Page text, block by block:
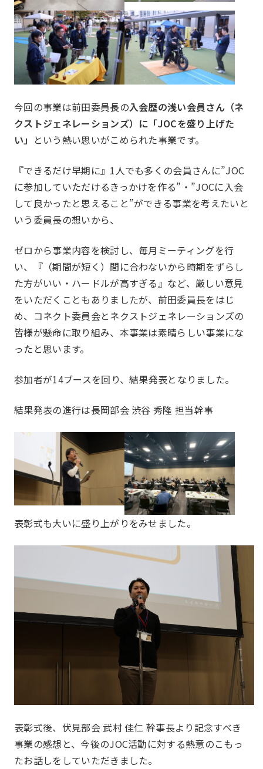
一覧を見る
国内・海外研修委員会
例会委員会
コミュニティシェア委員
総務委員会
コネクト委員会
プロジェクト Project
一覧を見る
HAPPY BURGER
アグリベンチャー
JOC LAB
JOC ビジネススクール
KYO＋
Hatch & Evolve（ハチエ
ボ）
同好会
JJクラブ（ジョギング）
アズーロ（サッカー愛好
十柱戯（ボウリング）
アウトドア同好会
シャンティ（ヨガ）
今回の事業は前田委員長の入会歴の浅い会員さん（ネ
クストジェネレーションズ）に「JOCを盛り上げた
い」 という熱い思いがこめられた事業です。
『できるだけ早期に』1人でも多くの会員さんに”JOC
に参加していただけるきっかけを作る”・”JOCに入会
して良かったと思えること”ができる事業を考えたいと
いう委員長の想いから、
ゼロから事業内容を検討し、毎月ミーティングを行
い、『（期間が短く）間に合わないから時期をずらし
た方がいい・ハードルが高すぎる』など、厳しい意見
をいただくこともありましたが、前田委員長をはじ
め、コネクト委員会とネクストジェネレーションズの
皆様が懸命に取り組み、本事業は素晴らしい事業にな
ったと思います。
参加者が14ブースを回り、結果発表となりました。
結果発表の進行は長岡部会 渋谷 秀隆 担当幹事
表彰式も大いに盛り上がりをみせました。
表彰式後、伏見部会 武村 佳仁 幹事長より記念すべき
事業の感想と、今後のJOC活動に対する熱意のこもっ
たお話しをしていただきました。